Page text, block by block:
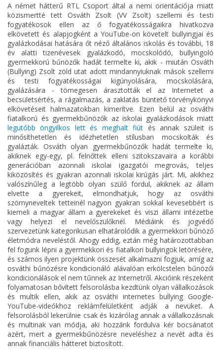
A német hátterű RTL Csoport által a nemi orientációja miatt
közismertté tett Osváth Zsolt (VV Zsolt) szellemi és testi
fogyatékosok ellen az ő fogyatékosságaikra hivatkozva
elkövetett és alapjogként a YouTube-on követelt bullyingjai és
gyalázkodásai hatására őt néző általános iskolás és további, 18
év alatti tizenévesek gyalázkodó, mocskolódó, bullyingoló
gyermekkorú bűnözők hadát termelte ki, akik - miután Osváth
(Bullying) Zsolt zöld utat adott mindannyiuknak mások szellemi
és testi fogyatékosságai kigúnyolására, mocskolására,
gyalázására - tömegesen árasztották el az Internetet a
becsületsértés, a rágalmazás, a zaklatás büntető törvénykönyvi
elkövetéseit halmazatokban kimerítve. Ezen belül az osváthi
fiatalkorú és gyermekbűnözők az iskolai gyalázkodások miatt
legutóbb öngyilkos lett és meghalt fiút és annak szüleit is
minősíthetetlen és idézhetetlen stílusban mocskolták és
gyalázták. Osváth olyan gyermekbűnözők hadát termelte ki,
akiknek egy-egy, pl. felnőttek elleni szitokszavaira a korábbi
generációban azonnali iskolai igazgatói megrovás, teljes
kiközösítés és gyakran azonnali iskolai kirúgás járt. Mi, akikhez
valószínűleg a legtöbb olyan szülő fordul, akiknek az állam
elvette a gyerekeit, elmondhatjuk, hogy az osváthi
szörnyneveltek tetteinél nagyon gyakran sokkal kevesebbért is
kiemeli a magyar állam a gyerekeket és viszi állami intézetbe
vagy helyezi el nevelőszülőknél. Médiáink és jogvédő
szervezetünk kategorikusan elhatárolódik a gyermekkori bűnöző
életmódra neveléstől. Ahogy eddig, eztán még határozottabban
fel fogunk lépni a gyermekkori és fiatalkori bullyingok letörésére,
és számos ilyen projektünk összesét alkalmazni fogjuk, amíg az
osváthi bűnözésre kondicionáló alávalóan erkölcstelen bűnözői
kondicionálások el nem tűnnek az Internetről. Akcióink részeként
folyamatosan bővített felsorolásba kezdtünk olyan vállalkozások
és multik ellen, akik az osváthi internetes bullying Google-
YouTube-videókhoz reklámfelületként adják a nevüket. A
felsorolásból lekerülnie csak és kizárólag annak a vállalkozásnak
és multinak van módja, aki hozzánk fordulva kér bocsánatot
azért, mert a gyermekbűnözésre neveléshez a nevét adta és
annak financiális hátteret biztosított.